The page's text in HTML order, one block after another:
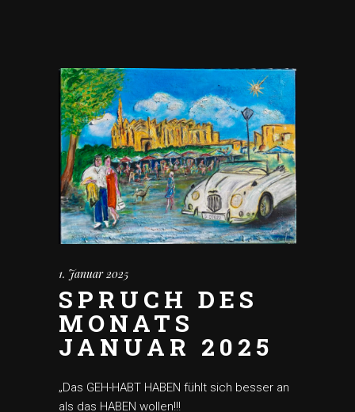
1. Januar 2025
SPRUCH DES
MONATS
JANUAR 2025
„Das GEH-HABT HABEN fühlt sich besser an
als das HABEN wollen!!!